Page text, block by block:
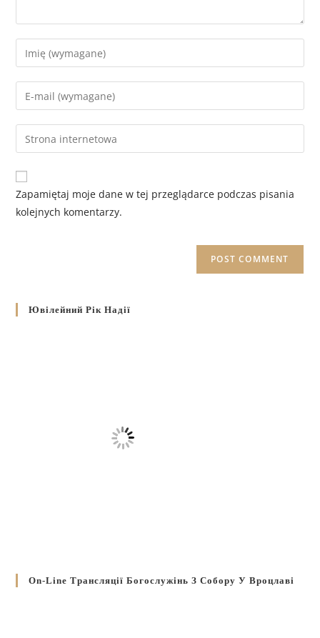
Zapamiętaj moje dane w tej przeglądarce podczas pisania
kolejnych komentarzy.
Ювілейний Рік Надії
On-Line Трансляції Богослужінь З Собору У Вроцлаві